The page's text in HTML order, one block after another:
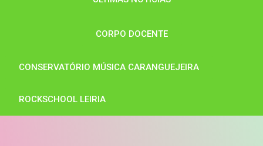
CORPO DOCENTE
CONSERVATÓRIO MÚSICA CARANGUEJEIRA
ROCKSCHOOL LEIRIA